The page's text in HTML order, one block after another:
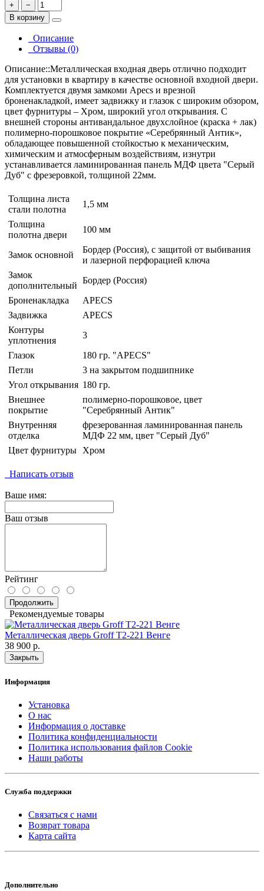
+
−
В корзину
Описание
Отзывы (0)
Описание::Металлическая входная дверь отлично подходит
для установки в квартиру в качестве основной входной двери.
Комплектуется двумя замкоми Apecs и врезной
броненакладкой, имеет задвижку и глазок c широким обзором,
цвет фурнитуры – Хром, широкий угол открывания. С
внешней стороны антивандальное двухслойное (краска + лак)
полимерно-порошковое покрытие «Серебрянный Антик»,
обладающее повышенной стойкостью к механическим,
химическим и атмосферным воздействиям, изнутри
устанавливается ламинированная панель МДФ цвета "Серый
Дуб" с фрезеровкой, толщиной 22мм.
Толщина листа
стали полотна
1,5 мм
Толщина
полотна двери
100 мм
Замок основной
Бордер (Россия), с защитой от выбивания
и лазерной перфорацией ключа
Замок
дополнительный
Бордер (Россия)
Броненакладка
APECS
Задвижка
APECS
Контуры
уплотнения
3
Глазок
180 гр. "APECS"
Петли
3 на закрытом подшипнике
Угол открывания 180 гр.
Внешнее
покрытие
полимерно-порошковое, цвет
"Серебрянный Антик"
Внутренняя
отделка
фрезерованная ламинированная панель
МДФ 22 мм, цвет "Серый Дуб"
Цвет фурнитуры Хром
Написать отзыв
Ваше имя:
Ваш отзыв
Рейтинг
Продолжить
Рекомендуемые товары
Металлическая дверь Groff T2-221 Венге
38 900 р.
Закрыть
Информация
Установка
О нас
Информация о доставке
Политика конфиденциальности
Политика использования файлов Cookie
Наши работы
Служба поддержки
Связаться с нами
Возврат товара
Карта сайта
Дополнительно